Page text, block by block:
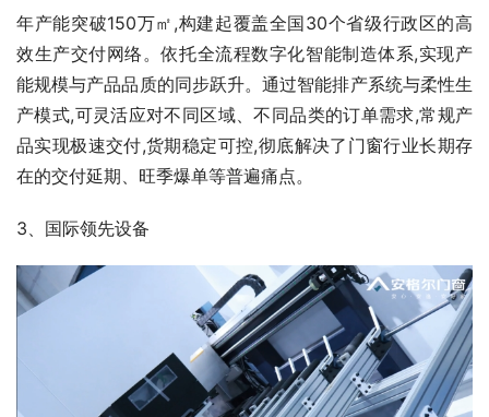
年产能突破150万㎡,构建起覆盖全国30个省级行政区的高
效生产交付网络。依托全流程数字化智能制造体系,实现产
能规模与产品品质的同步跃升。通过智能排产系统与柔性生
产模式,可灵活应对不同区域、不同品类的订单需求,常规产
品实现极速交付,货期稳定可控,彻底解决了门窗行业长期存
在的交付延期、旺季爆单等普遍痛点。
3、国际领先设备